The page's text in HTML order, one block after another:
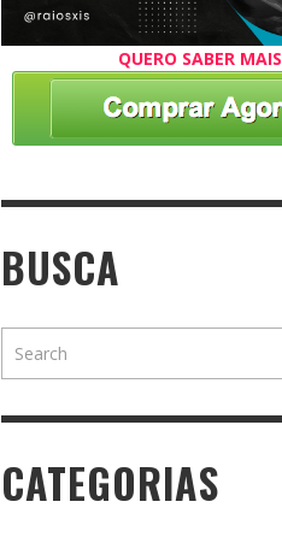
QUERO SABER MAIS
BUSCA
CATEGORIAS